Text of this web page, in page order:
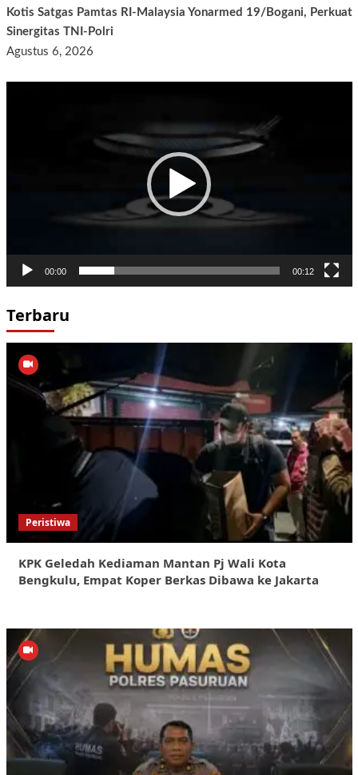
Kotis Satgas Pamtas RI-Malaysia Yonarmed 19/Bogani, Perkuat
Sinergitas TNI-Polri
Agustus 6, 2026
00:00 00:12
Terbaru
Peristiwa
KPK Geledah Kediaman Mantan Pj Wali Kota
Bengkulu, Empat Koper Berkas Dibawa ke Jakarta